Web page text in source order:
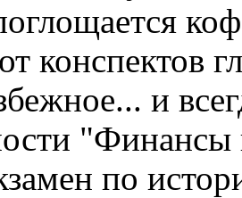
конспектов
и
"Финансы
по